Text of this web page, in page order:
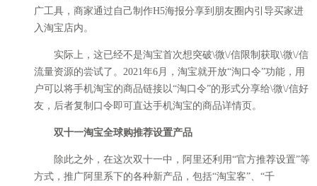
广工具，商家通过自己制作H5海报分享到朋友圈内引导买家进
入淘宝店内。
实际上，这已经不是淘宝首次想突破\微\/信限制获取\微\/信
流量资源的尝试了。2021年6月，淘宝就开放“淘口令”功能，用
户可以将手机淘宝的商品链接以“淘口令”的形式分享给\微\/信好
友，后者复制口令即可直达手机淘宝的商品详情页。
双十一淘宝全球购推荐设置产品
除此之外，在这次双十一中，阿里还利用“官方推荐设置”等
方式，推广阿里系下的各种新产品，包括“淘宝客”、“千